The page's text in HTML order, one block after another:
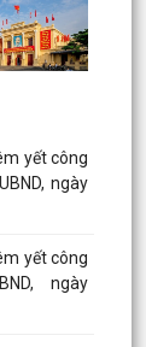
yết công
ngày
yết công
ngày